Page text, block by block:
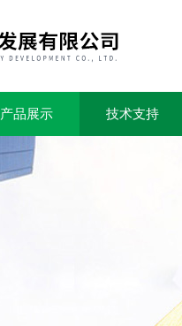
产品展示 技术支持